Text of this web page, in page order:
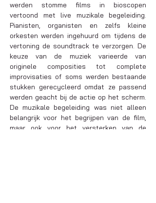
werden stomme films in bioscopen
vertoond met live muzikale begeleiding.
Pianisten, organisten en zelfs kleine
orkesten werden ingehuurd om tijdens de
vertoning de soundtrack te verzorgen. De
keuze van de muziek varieerde van
originele composities tot complete
improvisaties of soms werden bestaande
stukken gerecycleerd omdat ze passend
werden geacht bij de actie op het scherm.
De muzikale begeleiding was niet alleen
belangrijk voor het begrijpen van de film,
maar ook voor het versterken van de